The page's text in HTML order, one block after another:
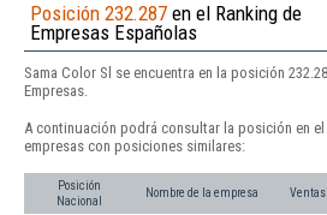
Posición 232.287 en el Ranking de
Empresas Españolas
Sama Color Sl se encuentra en la posición
Empresas.
A continuación podrá consultar la posición en
empresas con posiciones similares:
Posición
Nacional
Nombre de la empresa